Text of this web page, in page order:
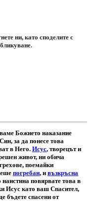
ни, като споделите с